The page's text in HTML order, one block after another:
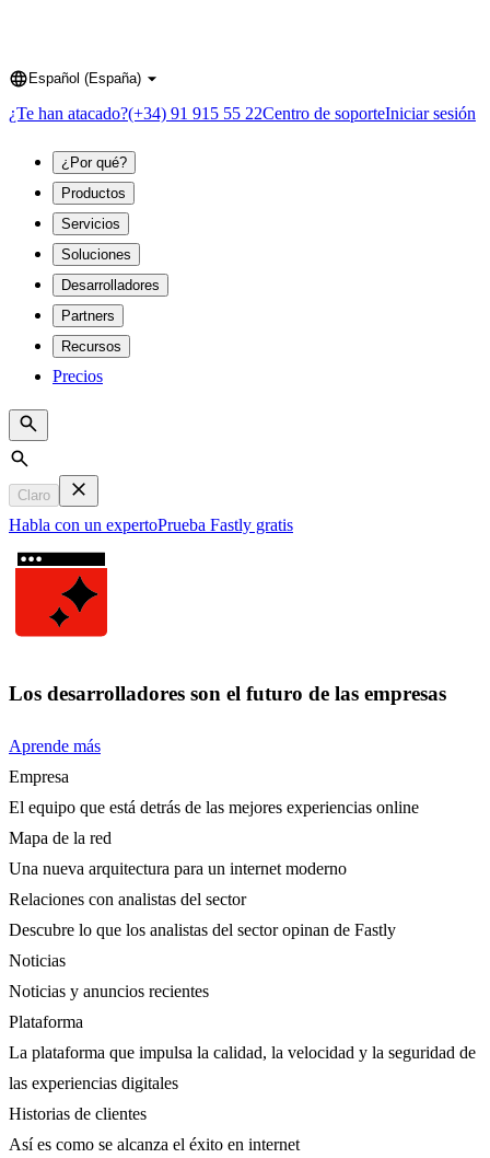
Language
Español (España)
¿Te han atacado?(+34) 91 915 55 22Centro de soporteIniciar sesión
¿Por qué?
Productos
Servicios
Soluciones
Desarrolladores
Partners
Recursos
Precios
Search
Claro
Habla con un expertoPrueba Fastly gratis
Los desarrolladores son el futuro de las empresas
Aprende más
Empresa
El equipo que está detrás de las mejores experiencias online
Mapa de la red
Una nueva arquitectura para un internet moderno
Relaciones con analistas del sector
Descubre lo que los analistas del sector opinan de Fastly
Noticias
Noticias y anuncios recientes
Plataforma
La plataforma que impulsa la calidad, la velocidad y la seguridad de
las experiencias digitales
Historias de clientes
Así es como se alcanza el éxito en internet